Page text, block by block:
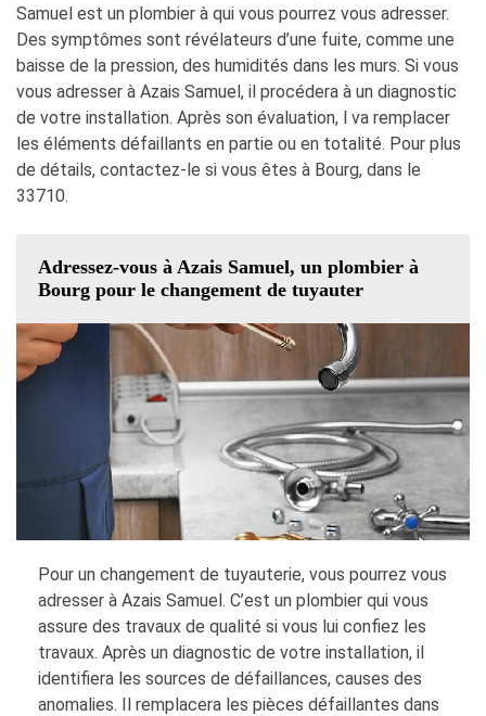
Samuel est un plombier à qui vous pourrez vous adresser.
Des symptômes sont révélateurs d’une fuite, comme une
baisse de la pression, des humidités dans les murs. Si vous
vous adresser à Azais Samuel, il procédera à un diagnostic
de votre installation. Après son évaluation, l va remplacer
les éléments défaillants en partie ou en totalité. Pour plus
de détails, contactez-le si vous êtes à Bourg, dans le
33710.
Adressez-vous à Azais Samuel, un plombier à
Bourg pour le changement de tuyauter
Pour un changement de tuyauterie, vous pourrez vous
adresser à Azais Samuel. C’est un plombier qui vous
assure des travaux de qualité si vous lui confiez les
travaux. Après un diagnostic de votre installation, il
identifiera les sources de défaillances, causes des
anomalies. Il remplacera les pièces défaillantes dans